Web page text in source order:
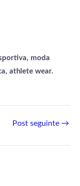
moda
athlete wear.
Post seguinte →